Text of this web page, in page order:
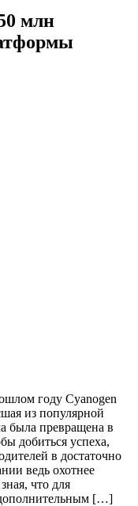
млн
году Cyanogen
из популярной
была превращена в
добиться успеха,
в достаточно
ведь охотнее
что для
дополнительным […]